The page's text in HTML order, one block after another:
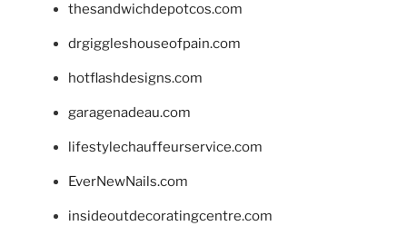
thesandwichdepotcos.com
drgiggleshouseofpain.com
hotflashdesigns.com
garagenadeau.com
lifestylechauffeurservice.com
EverNewNails.com
insideoutdecoratingcentre.com